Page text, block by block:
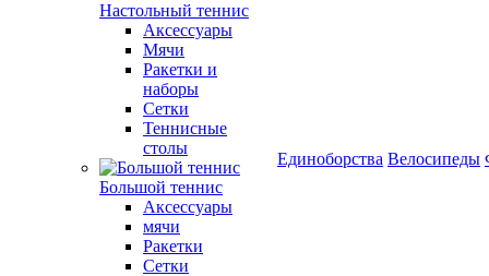
Настольный теннис
Аксессуары
Мячи
Ракетки и
наборы
Сетки
Теннисные
столы
Большой теннис
Аксессуары
мячи
Ракетки
Сетки
Единоборства Велосипеды